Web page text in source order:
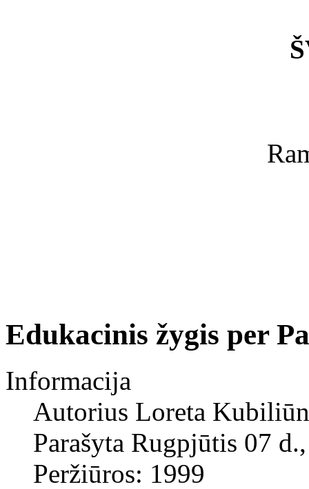
Edukacinis žygis per
Informacija
Autorius Loreta
Parašyta Rugpjūtis 07
Peržiūros: 1999